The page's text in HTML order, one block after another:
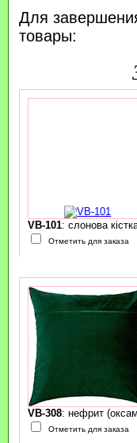
Для
товары:
VB-101: слонова
Отметить для заказа
VB-308: нефрит
Отметить для заказа